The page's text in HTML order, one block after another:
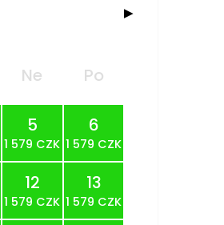
▶
Ne Po
5
1 579 CZK
6
1 579 CZK
12
1 579 CZK
13
1 579 CZK